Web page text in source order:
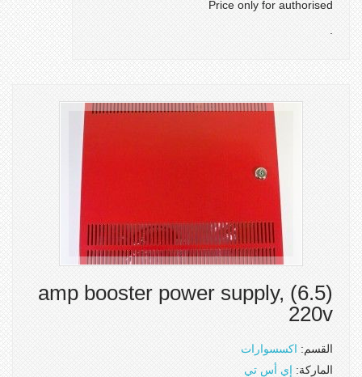
Price only for authorised
(6.5) amp booster power supply,
220v
القسم: اكسسوارات
الماركة: إي أس تي